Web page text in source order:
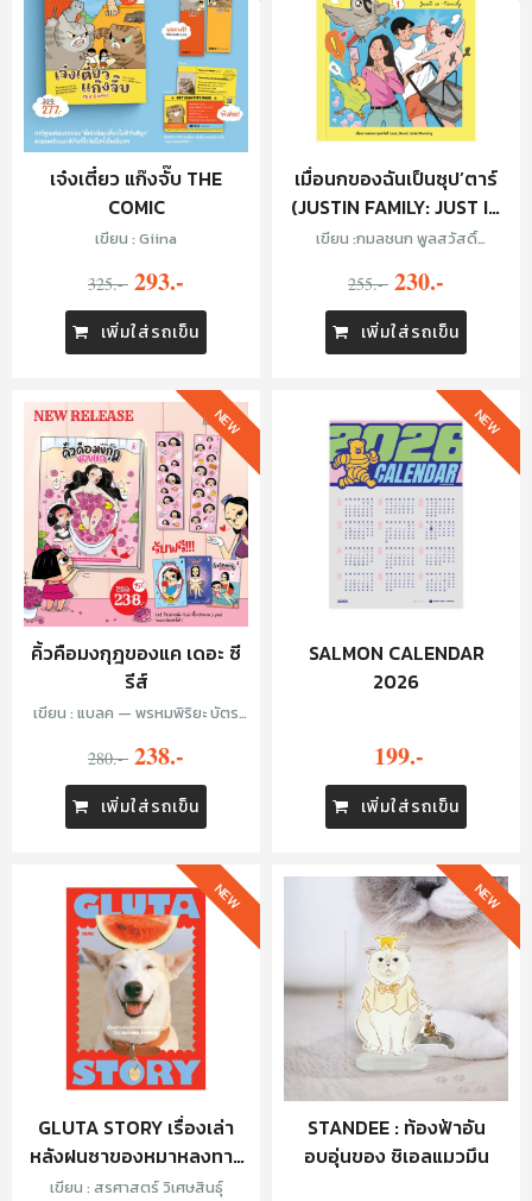
เจ๋งเตี๋ยว แก๊งจั๊บ THE
COMIC
เขียน : Giina
325.- 293.-
เพิ่มใส่รถเข็น
เมื่อนกของฉันเป็นซุป’ตาร์
(JUSTIN FAMILY: JUST IN
FAMILY)
เขียน :กมลชนก พูลสวัสดิ์
255.- 230.-
เพิ่มใส่รถเข็น
คิ้วคือมงกุฎของแค เดอะ ซี
รีส์
เขียน : แบลค — พรหมพิริยะ บัตร
280.- 238.-
เพิ่มใส่รถเข็น
NEW
SALMON CALENDAR
2026
199.-
เพิ่มใส่รถเข็น
NEW
GLUTA STORY เรื่องเล่า
หลังฝนซาของหมาหลงทาง
(10TH ANNIVERSARY
เขียน : สรศาสตร์ วิเศษสินธุ์
NEW
STANDEE : ท้องฟ้าอัน
อบอุ่นของ ชิเอลแมวมึน
NEW